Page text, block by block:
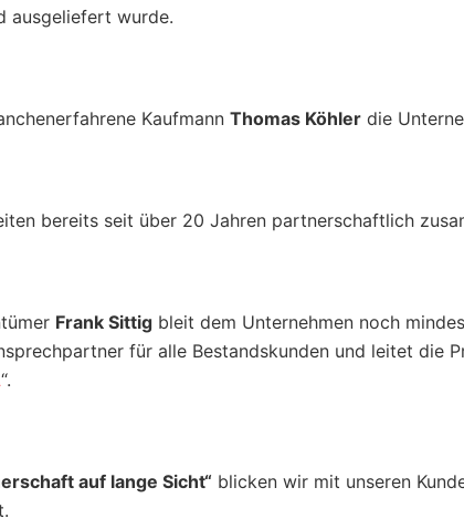
ausgeliefert wurde.
Kaufmann Thomas Köhler die
bereits seit über 20 Jahren partnerschaftlich
Frank Sittig bleit dem Unternehmen noch
für alle Bestandskunden und leitet die
“.
auf lange Sicht“ blicken wir mit unseren